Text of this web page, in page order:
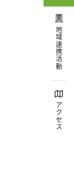
地域連携活動
アクセス